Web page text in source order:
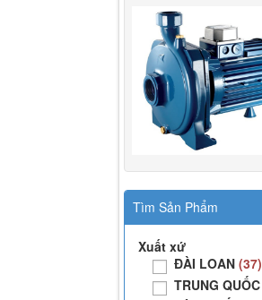
Tìm Sản Phẩm
Xuất xứ
ĐÀI LOAN (37)
TRUNG QUỐC